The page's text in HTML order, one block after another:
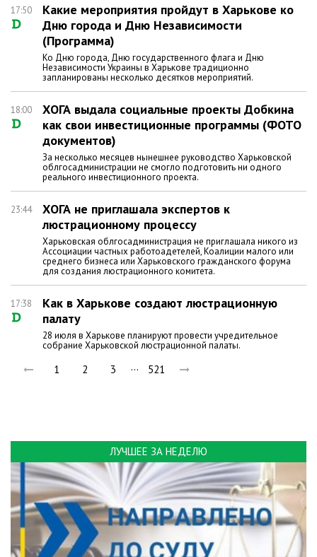
17:50
Какие мероприятия пройдут в Харькове ко
Дню города и Дню Независимости
(Программа)
Ко Дню города, Дню государственного флага и Дню
Независимости Украины в Харькове традиционно
запланированы несколько десятков мероприятий.
18:00
ХОГА выдала социальные проекты Добкина
как свои инвестиционные программы (ФОТО
документов)
За несколько месяцев нынешнее руководство Харьковской
облгосадминистрации не смогло подготовить ни одного
реального инвестиционного проекта.
23:44
ХОГА не приглашала экспертов к
люстрационному процессу
Харьковская облгосадминистрация не приглашала никого из
Ассоциации частных работоадетелей, Коалиции малого или
среднего бизнеса или Харьковского гражданского форума
для создания люстрационного комитета.
17:38
Как в Харькове создают люстрационную
палату
28 июля в Харькове планируют провести учредительное
собрание Харьковской люстрационной палаты.
1 2 3 … 521
ЛУЧШЕЕ ЗА НЕДЕЛЮ